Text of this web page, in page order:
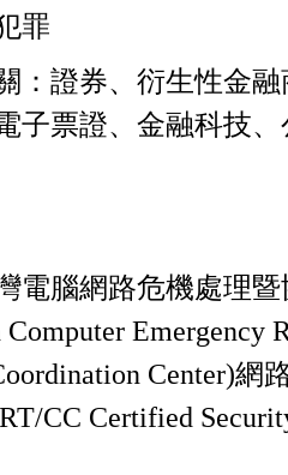
罪
：證券、衍生性金
子票證、金融科技
電腦網路危機處理
Emergency
Center)網
CC Certified